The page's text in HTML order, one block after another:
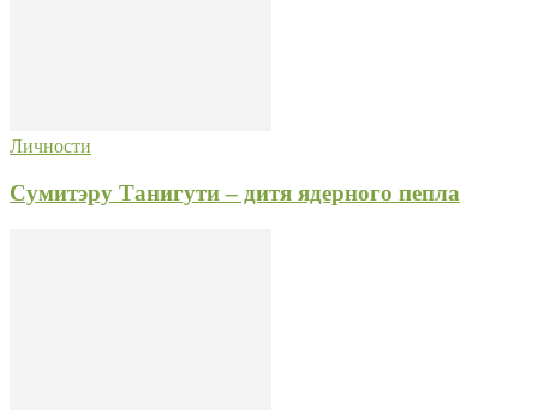
Личности
Сумитэру Танигути – дитя ядерного пепла